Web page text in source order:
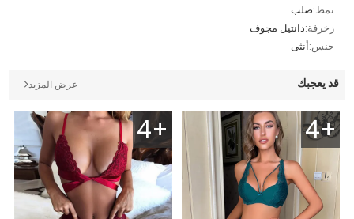
نمط:صلب
زخرفة:دانتيل مجوف
جنس:أنثى
قد يعجبك عرض المزيد
4+
4+